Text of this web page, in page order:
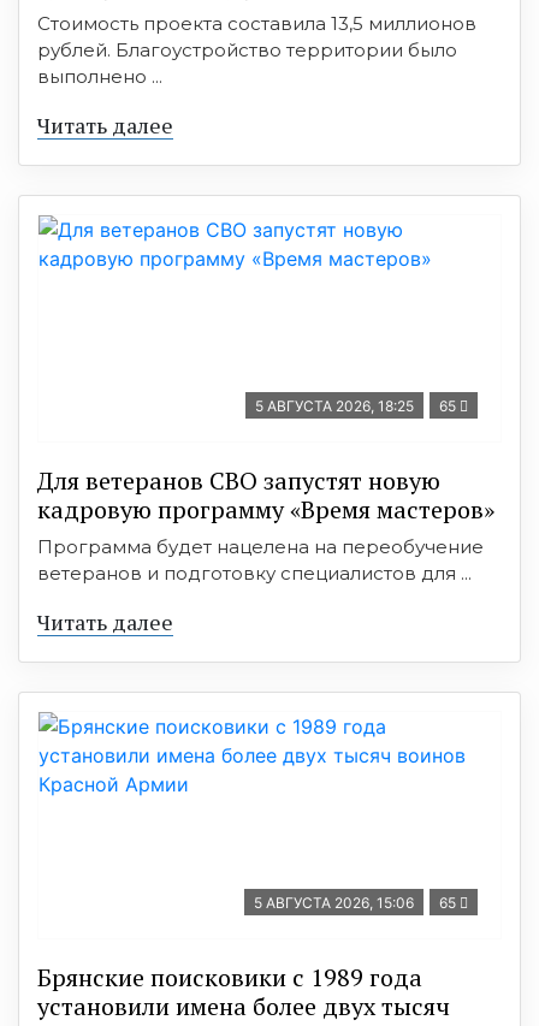
Стоимость проекта составила 13,5 миллионов
рублей. Благоустройство территории было
выполнено ...
Читать далее
5 АВГУСТА 2026, 18:25 65
Для ветеранов СВО запустят новую
кадровую программу «Время мастеров»
Программа будет нацелена на переобучение
ветеранов и подготовку специалистов для ...
Читать далее
5 АВГУСТА 2026, 15:06 65
Брянские поисковики с 1989 года
установили имена более двух тысяч